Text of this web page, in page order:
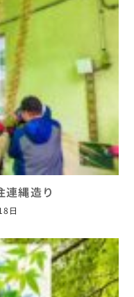
連縄造り
日